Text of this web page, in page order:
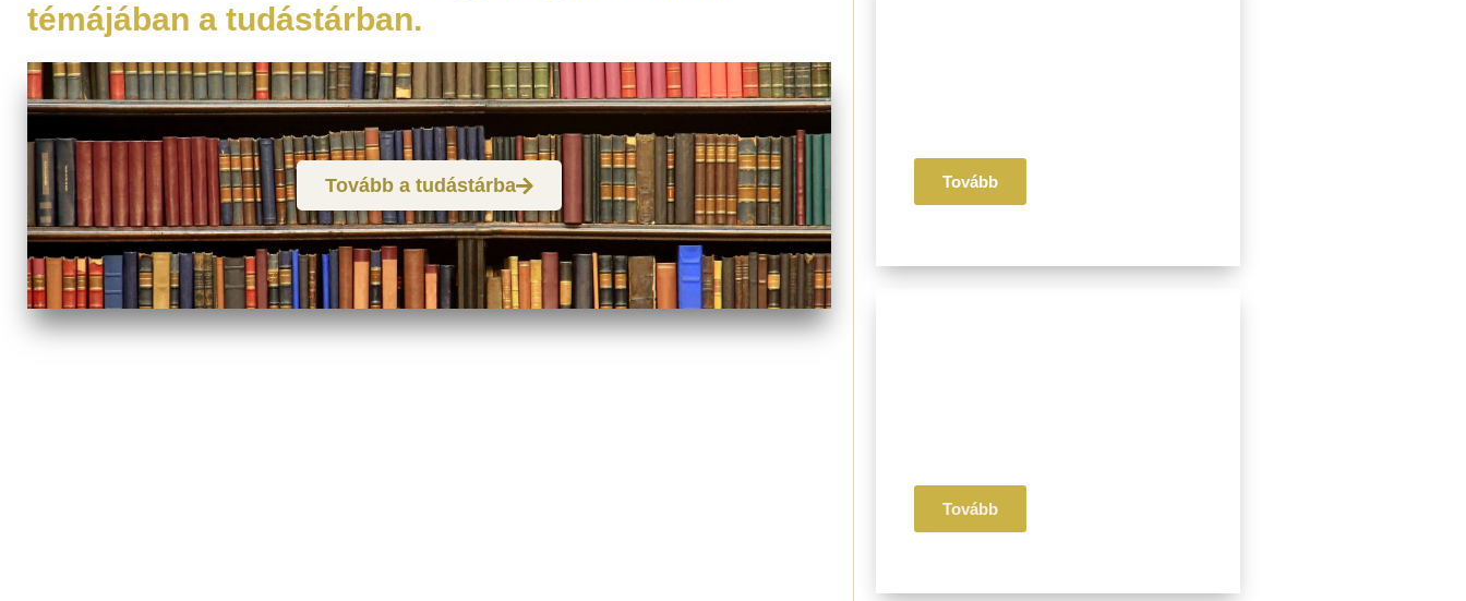
témájában a tudástárban.
Tovább a tudástárba Tovább
Tovább